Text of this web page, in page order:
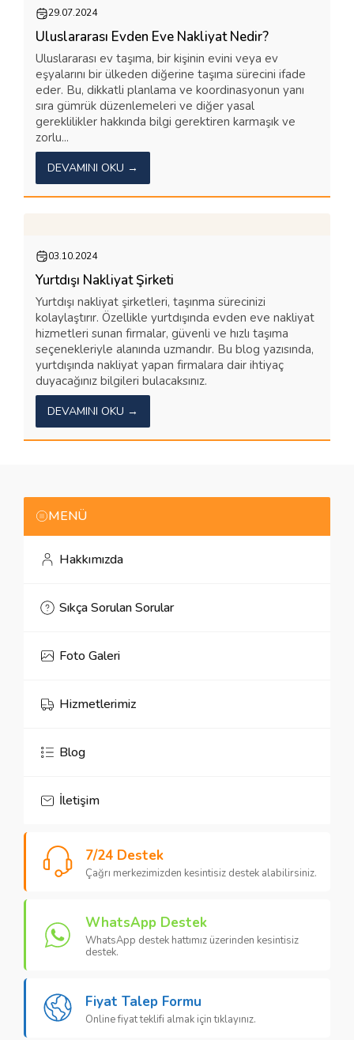
29.07.2024
Uluslararası Evden Eve Nakliyat Nedir?
Uluslararası ev taşıma, bir kişinin evini veya ev
eşyalarını bir ülkeden diğerine taşıma sürecini ifade
eder. Bu, dikkatli planlama ve koordinasyonun yanı
sıra gümrük düzenlemeleri ve diğer yasal
gereklilikler hakkında bilgi gerektiren karmaşık ve
zorlu...
DEVAMINI OKU →
03.10.2024
Yurtdışı Nakliyat Şirketi
Yurtdışı nakliyat şirketleri, taşınma sürecinizi
kolaylaştırır. Özellikle yurtdışında evden eve nakliyat
hizmetleri sunan firmalar, güvenli ve hızlı taşıma
seçenekleriyle alanında uzmandır. Bu blog yazısında,
yurtdışında nakliyat yapan firmalara dair ihtiyaç
duyacağınız bilgileri bulacaksınız.
DEVAMINI OKU →
MENÜ
Hakkımızda
Sıkça Sorulan Sorular
Foto Galeri
Hizmetlerimiz
Blog
İletişim
7/24 Destek
Çağrı merkezimizden kesintisiz destek alabilirsiniz.
WhatsApp Destek
WhatsApp destek hattımız üzerinden kesintisiz
destek.
Fiyat Talep Formu
Online fiyat teklifi almak için tıklayınız.
MSC Lojistik
Cevap Yaz